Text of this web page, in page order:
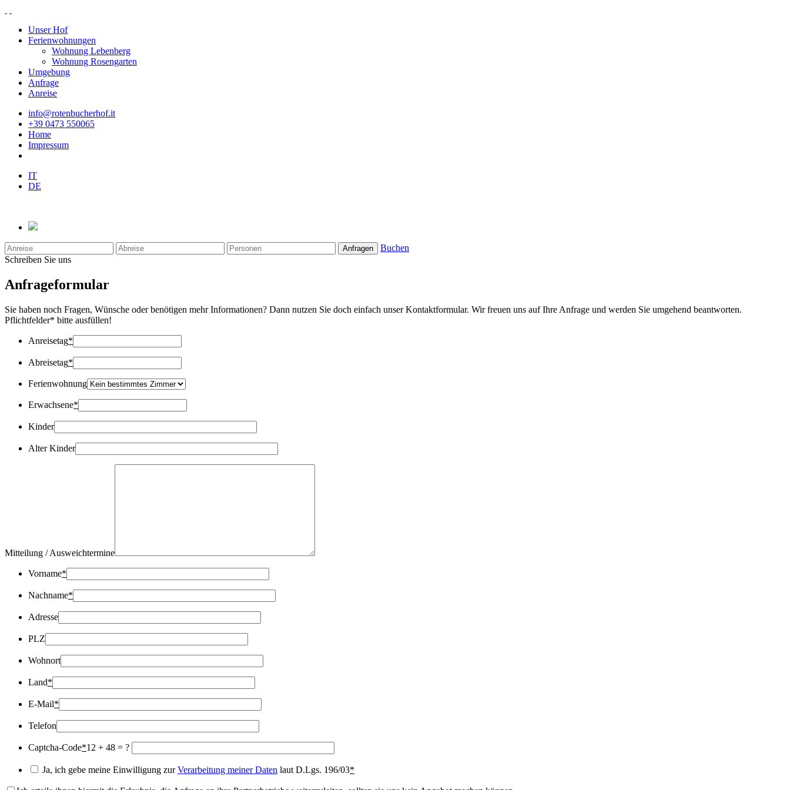
Unser Hof
Ferienwohnungen
Wohnung Lebenberg
Wohnung Rosengarten
Umgebung
Anfrage
Anreise
info@rotenbucherhof.it
+39 0473 550065
Home
Impressum
IT
DE
Buchen
Schreiben Sie uns
Anfrageformular
Sie haben noch Fragen, Wünsche oder benötigen mehr Informationen? Dann nutzen Sie doch einfach unser Kontaktformular. Wir freuen uns auf Ihre Anfrage und werden Sie umgehend beantworten.
Pflichtfelder* bitte ausfüllen!
Anreisetag*
Abreisetag*
Ferienwohnung
Erwachsene*
Kinder
Alter Kinder
Mitteilung / Ausweichtermine
Vorname*
Nachname*
Adresse
PLZ
Wohnort
Land*
E-Mail*
Telefon
Captcha-Code*12 + 48 = ?
Ja, ich gebe meine Einwilligung zurVerarbeitung meiner Daten laut D.Lgs. 196/03*